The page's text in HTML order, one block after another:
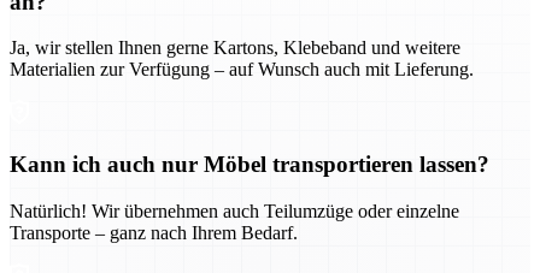
Ja, wir stellen Ihnen gerne Kartons, Klebeband und weitere
Materialien zur Verfügung – auf Wunsch auch mit Lieferung.
Kann ich auch nur Möbel transportieren lassen?
Natürlich! Wir übernehmen auch Teilumzüge oder einzelne
Transporte – ganz nach Ihrem Bedarf.